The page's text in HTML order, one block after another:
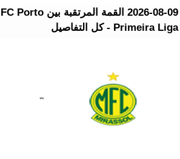
Primeira Liga - كل التفاصيل